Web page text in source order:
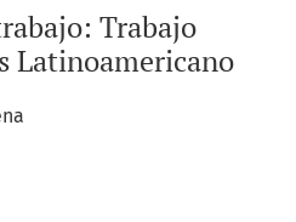
Trabajo
Latinoamericano